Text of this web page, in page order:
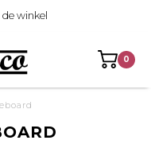
winkel
0